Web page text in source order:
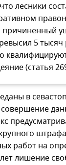
лесники
причиненный
5 тысяч
(статья
в
работ на
лишение